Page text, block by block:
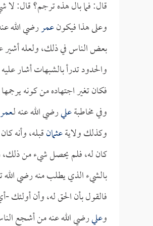
قال: فما بال هذه ترجم؟ قال:
وعلى هذا فيكونعمررضي الله
بعض الناس في ذلك، ولعله أشير
والحدود تدرأ بالشبهات أشار
فكان تغير اجتهاده من كونه
وفي مخاطبةعليرضي الله عنه لـعمر
وكذلك ولايةعثمانقبله، وأنه
كان له، فلم يحصل شيء من
بالشيء الذي يطلب منه رضي الله
فالقول بأن الحق له، وأن أولئك
وعليرضي الله عنه من أشجع